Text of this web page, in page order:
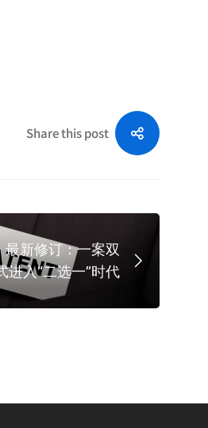
Share this post
最新修订：一案双
进入“二选一”时代